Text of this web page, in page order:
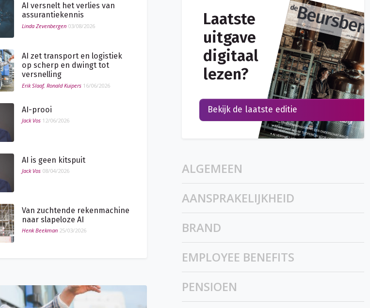
AI versnelt het verlies van
assurantiekennis
Linda Zevenbergen 03/08/2026
AI zet transport en logistiek
op scherp en dwingt tot
versnelling
Erik Slaaf, Ronald Kuipers 16/06/2026
AI-prooi
Jack Vos 12/06/2026
AI is geen kitspuit
Jack Vos 08/04/2026
Van zuchtende rekenmachine
naar slapeloze AI
Henk Beekman 25/03/2026
Laatste
uitgave
digitaal
lezen?
Bekijk de laatste editie
ALGEMEEN
AANSPRAKELIJKHEID
BRAND
EMPLOYEE BENEFITS
PENSIOEN